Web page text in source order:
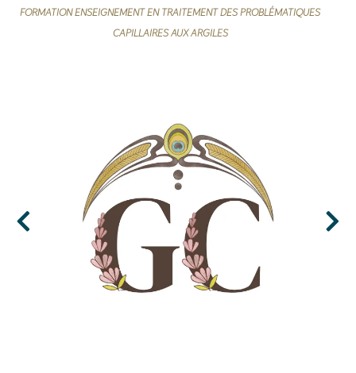
FORMATION ENSEIGNEMENT EN TRAITEMENT DES PROBLÉMATIQUES
CAPILLAIRES AUX ARGILES